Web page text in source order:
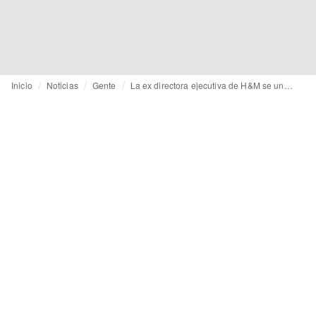
Inicio Noticias Gente